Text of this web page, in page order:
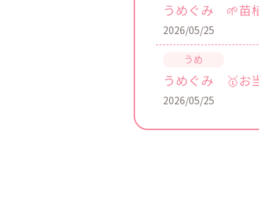
うめぐみ 🌱苗
2026/05/25
うめぐみ 🥇お
2026/05/25